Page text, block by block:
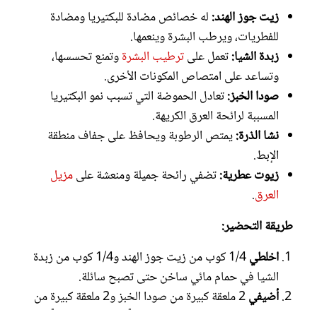
زيت جوز الهند:له خصائص مضادة للبكتيريا ومضادة
للفطريات، ويرطب البشرة وينعمها.
زبدة الشيا:تعمل علىترطيب البشرةوتمنع تحسسها،
وتساعد على امتصاص المكونات الأخرى.
صودا الخبز:تعادل الحموضة التي تسبب نمو البكتيريا
المسببة لرائحة العرق الكريهة.
نشا الذرة:يمتص الرطوبة ويحافظ على جفاف منطقة
الإبط.
زيوت عطرية:تضفي رائحة جميلة ومنعشة علىمزيل
العرق.
طريقة التحضير:
اخلطي
1/4 كوب من زيت جوز الهند و1/4 كوب من زبدة
الشيا في حمام مائي ساخن حتى تصبح سائلة.
أضيفي
2 ملعقة كبيرة من صودا الخبز و2 ملعقة كبيرة من